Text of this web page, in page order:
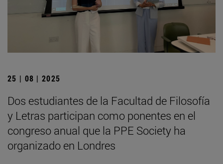
25 | 08 | 2025
Dos estudiantes de la Facultad de Filosofía
y Letras participan como ponentes en el
congreso anual que la PPE Society ha
organizado en Londres